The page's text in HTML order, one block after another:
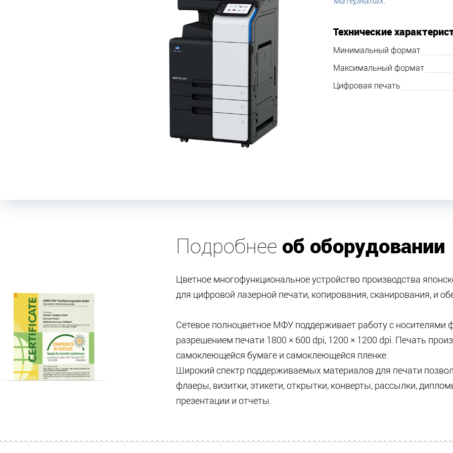
Технические
Минимальный формат
Максимальный формат
Цифровая печать
Подробнее об оборудовании
Цветное многофункциональное устройство производства
для цифровой лазерной печати, копирования, сканирования, и
Сетевое полноцветное МФУ поддерживает работу с носителями
разрешением печати 1800 × 600 dpi, 1200 × 1200 dpi. Печать
самоклеющейся бумаге и самоклеющейся пленке.
Широкий спектр поддерживаемых материалов для печати
флаеры, визитки, этикети, открытки, конверты, рассылки,
презентации и отчеты.